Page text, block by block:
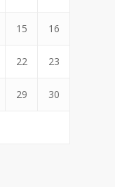
15 16
22 23
29 30